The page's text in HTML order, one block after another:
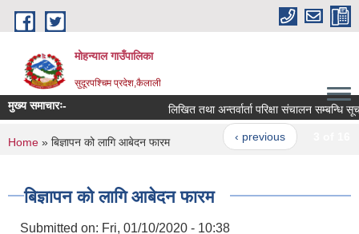
Skip to main content
मोहन्याल गाउँपालिका
सुदूरपश्चिम प्रदेश,कैलाली
मुख्य समाचारः- लिखित तथा अन्तर्वार्ता परिक्षा संचालन सम्बन्धि
‹ previous
You are here
Home » बिज्ञापन को लागि आबेदन फारम
बिज्ञापन को लागि आबेदन फारम
Submitted on: Fri, 01/10/2020 - 10:38